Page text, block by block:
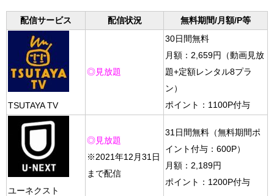
配信サービス 配信状況 無料期間/月額/P等
TSUTAYA TV
◎見放題
30日間無料
月額：2,659円
（動画見放
題+定額レンタル8プラ
ン）
ポイント：1100P付与
ユーネクスト
◎見放題
※2021年12月31日
まで配信
31日間無料 （無料期間ポ
イント付与：600P）
月額：2,189円
ポイント：1200P付与